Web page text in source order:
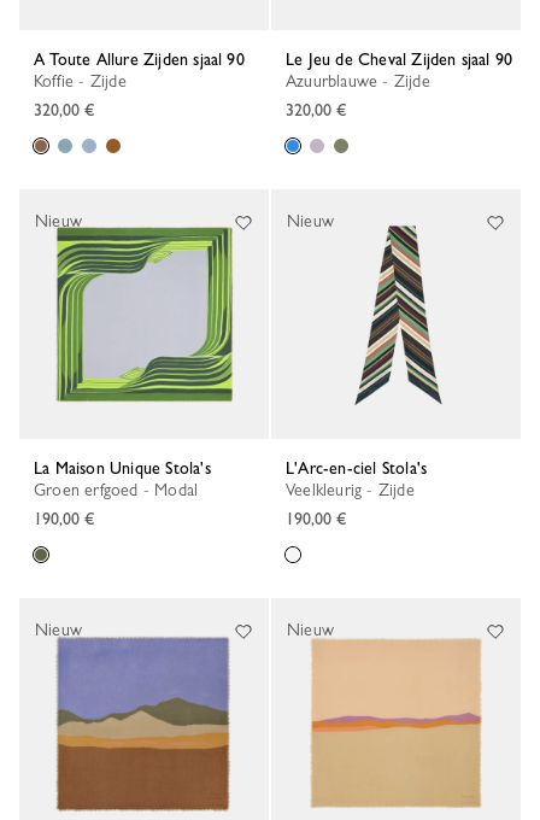
A Toute Allure Zijden sjaal 90
Koffie - Zijde
320,00 €
Le Jeu de Cheval Zijden sjaal 90
Azuurblauwe - Zijde
320,00 €
La Maison Unique Stola's
Groen erfgoed - Modal
190,00 €
Nieuw
L'Arc-en-ciel Stola's
Veelkleurig - Zijde
190,00 €
Nieuw
Nieuw Nieuw